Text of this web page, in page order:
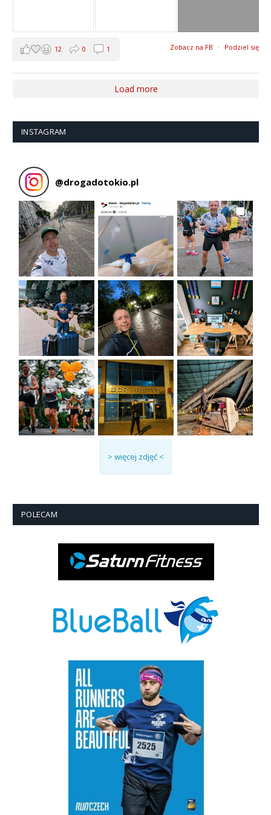
Zobacz na FB · Podziel się
12 0 1
Load more
INSTAGRAM
@drogadotokio.pl
> więcej zdjęć <
POLECAM